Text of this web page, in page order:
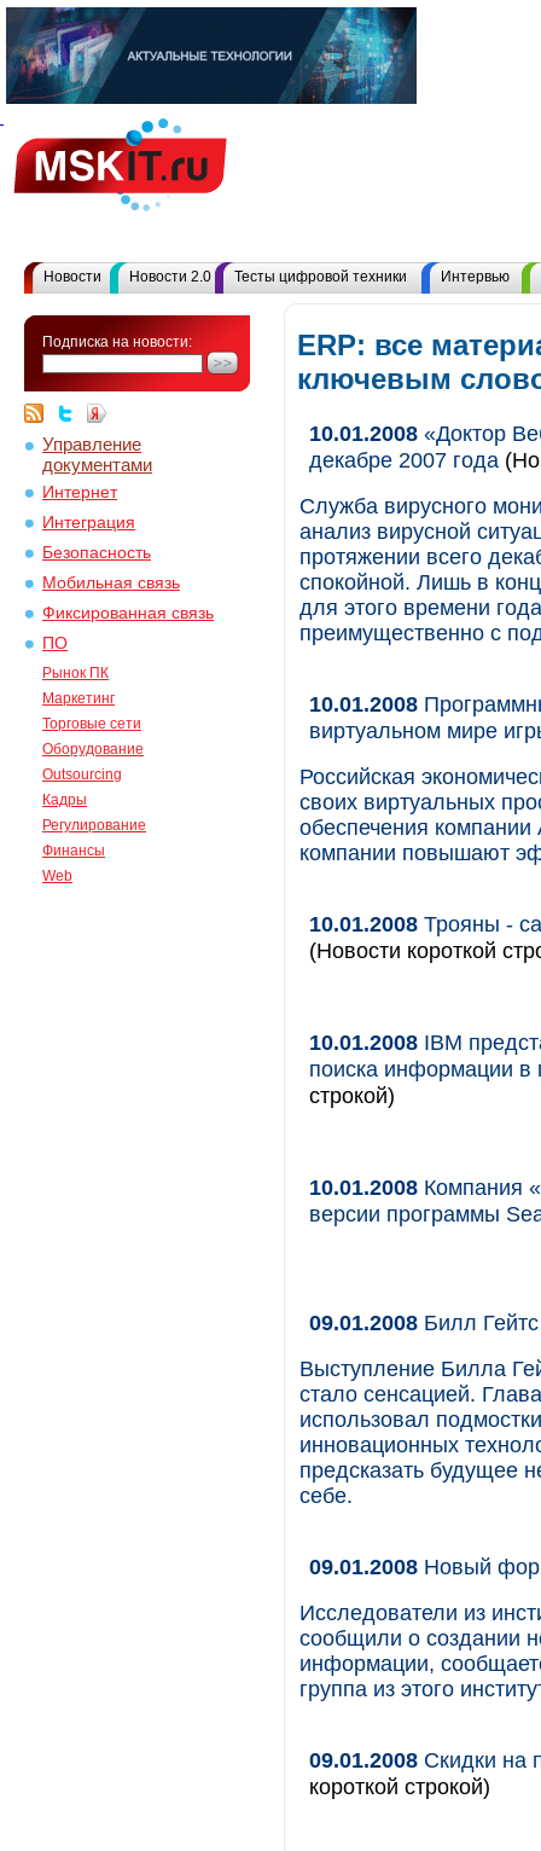
Новости Новости 2.0 Тесты цифровой техники Интервью
Подписка на новости:
Управление
документами
Интернет
Интеграция
Безопасность
Мобильная связь
Фиксированная связь
ПО
Рынок ПК
Маркетинг
Торговые сети
Оборудование
Outsourcing
Кадры
Регулирование
Финансы
Web
ERP: все
ключевым
10.01.2008 «Доктор
декабре 2007 года
Служба вирусного
анализ вирусной
протяжении всего
спокойной. Лишь в
для этого времени
преимущественно с
10.01.2008
виртуальном мире
Российская
своих виртуальных
обеспечения
компании повышают
10.01.2008 Трояны -
(Новости короткой
10.01.2008 IBM
поиска информации в
строкой)
10.01.2008 Компания
версии программы
09.01.2008 Билл
Выступление Билла
стало сенсацией.
использовал
инновационных
предсказать будущее
себе.
09.01.2008 Новый
Исследователи из
сообщили о создании
информации,
группа из этого
09.01.2008 Скидки на
короткой строкой)